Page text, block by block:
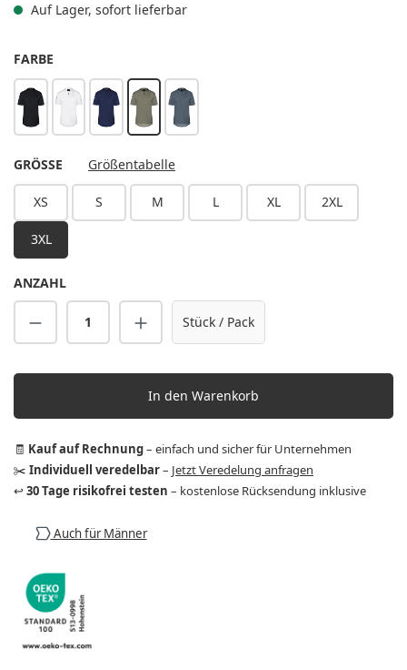
Auf Lager, sofort lieferbar
FARBE
schwarzweiß marine salbei anthrazit
GRÖSSE AUSWÄHLEN
Größentabelle
XS S M L XL 2XL
3XL
ANZAHL
Produkt Anzahl: Gib den gewünschten
Stück / Pack
In den Warenkorb
🧾 Kauf auf Rechnung– einfach und sicher für Unternehmen
✂️ Individuell veredelbar– Jetzt Veredelung anfragen
↩️ 30 Tage risikofrei testen – kostenlose Rücksendung inklusive
Auch für Männer